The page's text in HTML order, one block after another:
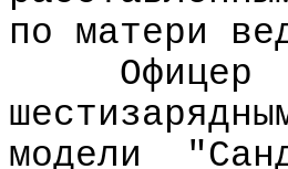
по матери
Офицер
модели